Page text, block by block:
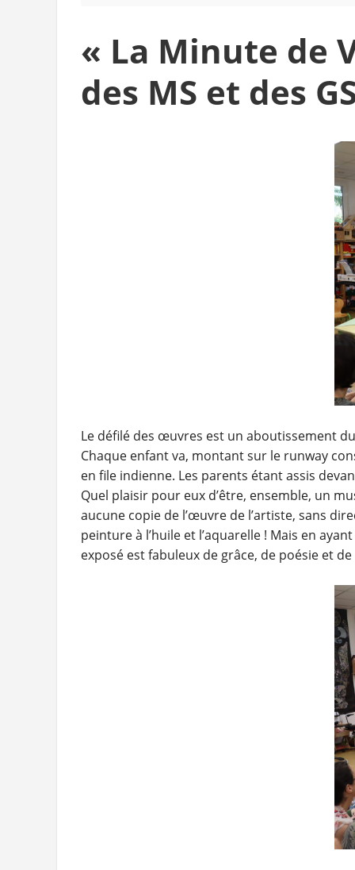
« La Minute de
des MS et des
Le défilé des œuvres est un aboutissement
Chaque enfant va, montant sur le runway
en file indienne. Les parents étant assis
Quel plaisir pour eux d’être, ensemble, un
aucune copie de l’œuvre de l’artiste, sans
peinture à l’huile et l’aquarelle ! Mais en
exposé est fabuleux de grâce, de poésie et